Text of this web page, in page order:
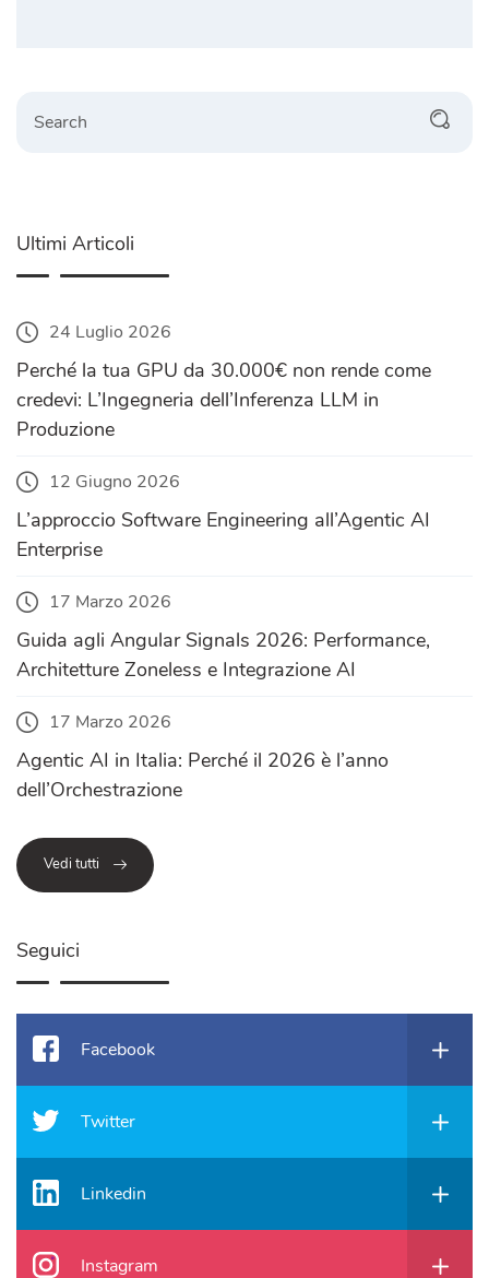
Ultimi Articoli
24 Luglio 2026
Perché la tua GPU da 30.000€ non rende come
credevi: L’Ingegneria dell’Inferenza LLM in
Produzione
12 Giugno 2026
L’approccio Software Engineering all’Agentic AI
Enterprise
17 Marzo 2026
Guida agli Angular Signals 2026: Performance,
Architetture Zoneless e Integrazione AI
17 Marzo 2026
Agentic AI in Italia: Perché il 2026 è l’anno
dell’Orchestrazione
Vedi tutti
Seguici
Facebook
Twitter
Linkedin
Instagram